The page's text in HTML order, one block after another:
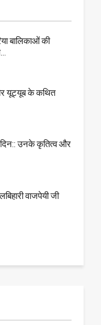
बालिकाओं की
यूट्यूब के कथित
उनके कृतित्व और
वाजपेयी जी